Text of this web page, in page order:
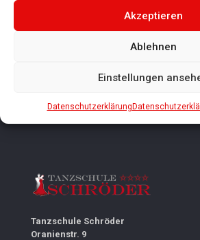
Akzeptieren
Ablehnen
Einstellungen
Datenschutzerklärung
Ihr Tanzzentrum mit Tradition
Tanzschule Schröder
Oranienstr. 9